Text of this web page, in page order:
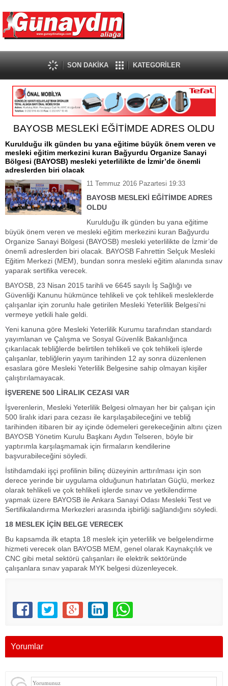
SON DAKİKA KATEGORİLER
BAYOSB MESLEKİ EĞİTİMDE ADRES OLDU
Kurulduğu ilk günden bu yana eğitime büyük önem veren ve
mesleki eğitim merkezini kuran Bağyurdu Organize Sanayi
Bölgesi (BAYOSB) mesleki yeterlilikte de İzmir’de önemli
adreslerden biri olacak
11 Temmuz 2016 Pazartesi 19:33
BAYOSB MESLEKİ EĞİTİMDE ADRES
OLDU
Kurulduğu ilk günden bu yana eğitime
büyük önem veren ve mesleki eğitim merkezini kuran Bağyurdu
Organize Sanayi Bölgesi (BAYOSB) mesleki yeterlilikte de İzmir’de
önemli adreslerden biri olacak. BAYOSB Fahrettin Selçuk Mesleki
Eğitim Merkezi (MEM), bundan sonra mesleki eğitim alanında sınav
yaparak sertifika verecek.
BAYOSB, 23 Nisan 2015 tarihli ve 6645 sayılı İş Sağlığı ve
Güvenliği Kanunu hükmünce tehlikeli ve çok tehlikeli mesleklerde
çalışanlar için zorunlu hale getirilen Mesleki Yeterlilik Belgesi’ni
vermeye yetkili hale geldi.
Yeni kanuna göre Mesleki Yeterlilik Kurumu tarafından standardı
yayımlanan ve Çalışma ve Sosyal Güvenlik Bakanlığınca
çıkarılacak tebliğlerde belirtilen tehlikeli ve çok tehlikeli işlerde
çalışanlar, tebliğlerin yayım tarihinden 12 ay sonra düzenlenen
esaslara göre Mesleki Yeterlilik Belgesine sahip olmayan kişiler
çalıştırılamayacak.
İŞVERENE 500 LİRALIK CEZASI VAR
İşverenlerin, Mesleki Yeterlilik Belgesi olmayan her bir çalışan için
500 liralık idari para cezası ile karşılaşabileceğini ve tebliğ
tarihinden itibaren bir ay içinde ödemeleri gerekeceğinin altını çizen
BAYOSB Yönetim Kurulu Başkanı Aydın Telseren, böyle bir
yaptırımla karşılaşmamak için firmaların kendilerine
başvurabileceğini söyledi.
İstihdamdaki işçi profilinin bilinç düzeyinin arttırılması için son
derece yerinde bir uygulama olduğunun hatırlatan Güçlü, merkez
olarak tehlikeli ve çok tehlikeli işlerde sınav ve yetkilendirme
yapmak üzere BAYOSB ile Ankara Sanayi Odası Mesleki Test ve
Sertifikalandırma Merkezleri arasında işbirliği sağlandığını söyledi.
18 MESLEK İÇİN BELGE VERECEK
Bu kapsamda ilk etapta 18 meslek için yeterlilik ve belgelendirme
hizmeti verecek olan BAYOSB MEM, genel olarak Kaynakçılık ve
CNC gibi metal sektörü çalışanları ile elektrik sektöründe
çalışanlara sınav yaparak MYK belgesi düzenleyecek.
Yorumlar